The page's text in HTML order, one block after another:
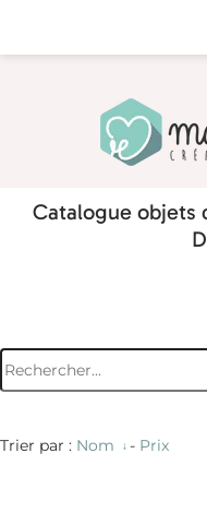
Catalogue objets
Trier par : Nom - Prix